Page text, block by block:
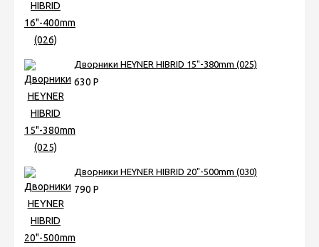
Дворники HEYNER HIBRID 15"-380mm (025)
630 Р
Дворники HEYNER HIBRID 20"-500mm (030)
790 Р